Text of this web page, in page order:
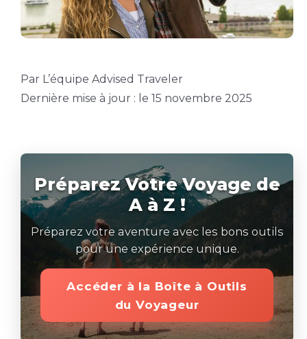
Par L’équipe Advised Traveler
Dernière mise à jour : le 15 novembre 2025
Préparez Votre Voyage de
A à Z !
Préparez votre aventure avec les bons outils
pour une expérience unique.
Accéder à la Boîte à Outils
du Voyageur